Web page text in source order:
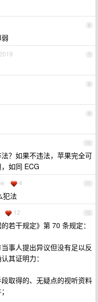
6
7
8
9
10
？如果不违法，苹果完全可
如同 ECG
11
4
犯法
12
12
若干规定》第 70 条规定：
事人提出异议但没有足以反
其证明力：
取得的、无疑点的视听资料